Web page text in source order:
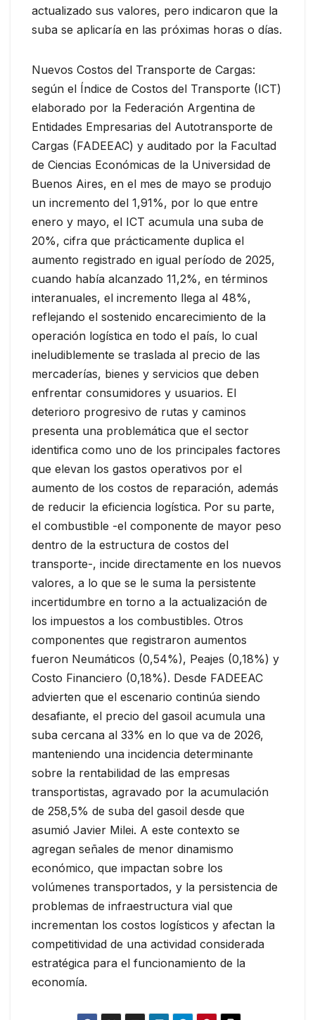
actualizado sus valores, pero indicaron que la
suba se aplicaría en las próximas horas o días.
Nuevos Costos del Transporte de Cargas:
según el Índice de Costos del Transporte (ICT)
elaborado por la Federación Argentina de
Entidades Empresarias del Autotransporte de
Cargas (FADEEAC) y auditado por la Facultad
de Ciencias Económicas de la Universidad de
Buenos Aires, en el mes de mayo se produjo
un incremento del 1,91%, por lo que entre
enero y mayo, el ICT acumula una suba de
20%, cifra que prácticamente duplica el
aumento registrado en igual período de 2025,
cuando había alcanzado 11,2%, en términos
interanuales, el incremento llega al 48%,
reflejando el sostenido encarecimiento de la
operación logística en todo el país, lo cual
ineludiblemente se traslada al precio de las
mercaderías, bienes y servicios que deben
enfrentar consumidores y usuarios. El
deterioro progresivo de rutas y caminos
presenta una problemática que el sector
identifica como uno de los principales factores
que elevan los gastos operativos por el
aumento de los costos de reparación, además
de reducir la eficiencia logística. Por su parte,
el combustible -el componente de mayor peso
dentro de la estructura de costos del
transporte-, incide directamente en los nuevos
valores, a lo que se le suma la persistente
incertidumbre en torno a la actualización de
los impuestos a los combustibles. Otros
componentes que registraron aumentos
fueron Neumáticos (0,54%), Peajes (0,18%) y
Costo Financiero (0,18%). Desde FADEEAC
advierten que el escenario continúa siendo
desafiante, el precio del gasoil acumula una
suba cercana al 33% en lo que va de 2026,
manteniendo una incidencia determinante
sobre la rentabilidad de las empresas
transportistas, agravado por la acumulación
de 258,5% de suba del gasoil desde que
asumió Javier Milei. A este contexto se
agregan señales de menor dinamismo
económico, que impactan sobre los
volúmenes transportados, y la persistencia de
problemas de infraestructura vial que
incrementan los costos logísticos y afectan la
competitividad de una actividad considerada
estratégica para el funcionamiento de la
economía.